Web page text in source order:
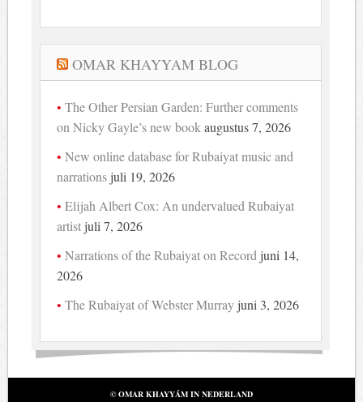
OMAR KHAYYAM BLOG
The Other Persian Garden: Further comments
on Nicky Gayle’s new book augustus 7, 2026
New online database for Rubaiyat music and
narrations juli 19, 2026
Elijah Albert Cox: An undervalued Rubaiyat
artist juli 7, 2026
Narrations of the Rubaiyat on Record juni 14,
2026
The Rubaiyat of Webster Murray juni 3, 2026
© OMAR KHAYYÁM IN NEDERLAND